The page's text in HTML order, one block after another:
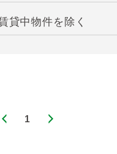
貸中物件を除く
1